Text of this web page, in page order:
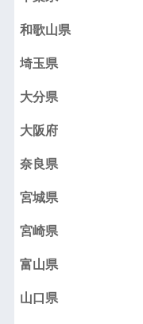
和歌山県
埼玉県
大分県
大阪府
奈良県
宮城県
宮崎県
富山県
山口県